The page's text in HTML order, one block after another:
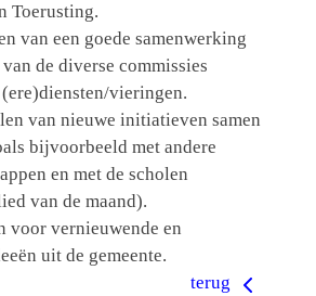
Toerusting.
van een goede samenwerking
de diverse commissies
vieringen.
van nieuwe initiatieven samen
bijvoorbeeld met andere
en met de scholen
van de maand).
voor vernieuwende en
uit de gemeente.
terug